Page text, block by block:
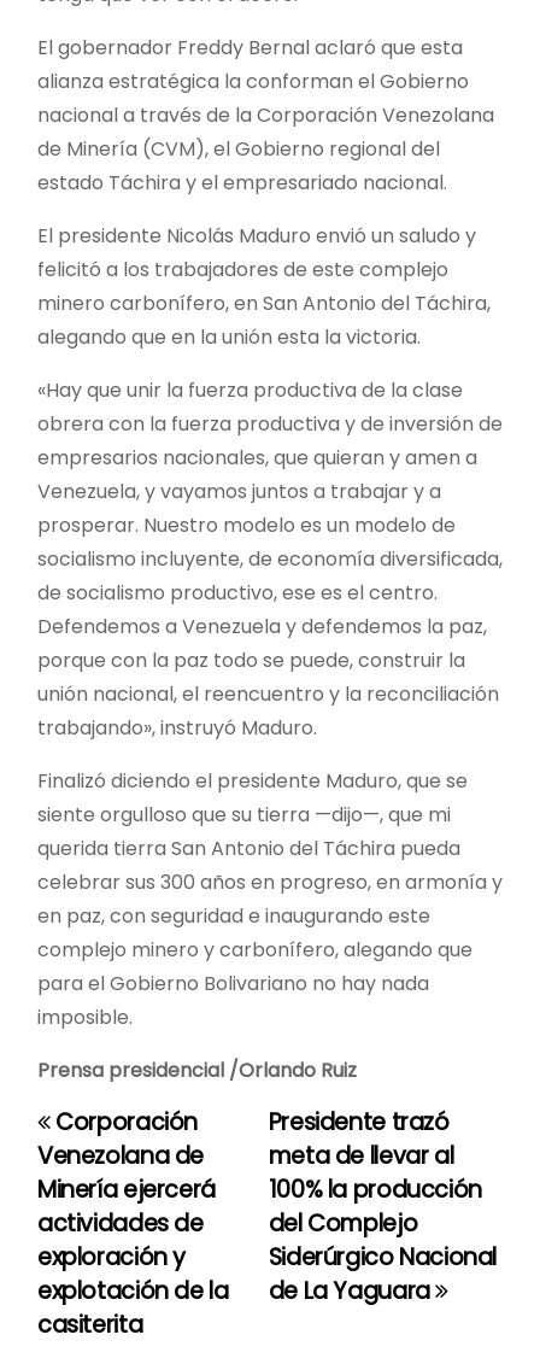
El gobernador Freddy Bernal aclaró que esta
alianza estratégica la conforman el Gobierno
nacional a través de la Corporación Venezolana
de Minería (CVM), el Gobierno regional del
estado Táchira y el empresariado nacional.
El presidente Nicolás Maduro envió un saludo y
felicitó a los trabajadores de este complejo
minero carbonífero, en San Antonio del Táchira,
alegando que en la unión esta la victoria.
«Hay que unir la fuerza productiva de la clase
obrera con la fuerza productiva y de inversión de
empresarios nacionales, que quieran y amen a
Venezuela, y vayamos juntos a trabajar y a
prosperar. Nuestro modelo es un modelo de
socialismo incluyente, de economía diversificada,
de socialismo productivo, ese es el centro.
Defendemos a Venezuela y defendemos la paz,
porque con la paz todo se puede, construir la
unión nacional, el reencuentro y la reconciliación
trabajando», instruyó Maduro.
Finalizó diciendo el presidente Maduro, que se
siente orgulloso que su tierra —dijo—, que mi
querida tierra San Antonio del Táchira pueda
celebrar sus 300 años en progreso, en armonía y
en paz, con seguridad e inaugurando este
complejo minero y carbonífero, alegando que
para el Gobierno Bolivariano no hay nada
imposible.
Prensa presidencial /Orlando Ruiz
N
a
v
e
g
Presidente trazó
meta de llevar al
100% la producción
del Complejo
Siderúrgico Nacional
de La Yaguara
Corporación
Venezolana de
Minería ejercerá
actividades de
exploración y
explotación de la
casiterita